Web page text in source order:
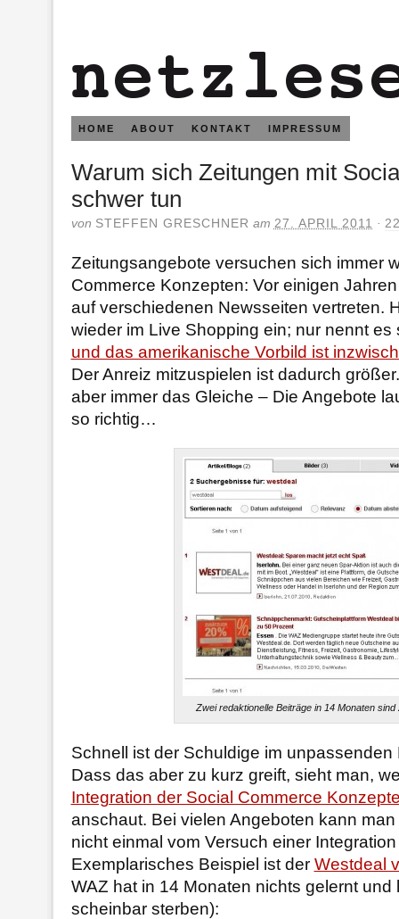
HOME ABOUT KONTAKT IMPRESSUM
Warum sich Zeitungen mit
schwer tun
von STEFFEN GRESCHNER am 27. APRIL 2011 ·
Zeitungsangebote versuchen sich immer
Commerce Konzepten: Vor einigen
auf verschiedenen Newsseiten vertreten.
wieder im Live Shopping ein; nur nennt es
und das amerikanische Vorbild ist
Der Anreiz mitzuspielen ist dadurch
aber immer das Gleiche – Die Angebote
so richtig…
Zwei redaktionelle Beiträge in 14 Monaten sind
Schnell ist der Schuldige im
Dass das aber zu kurz greift, sieht man,
Integration der Social Commerce
anschaut. Bei vielen Angeboten kann
nicht einmal vom Versuch einer
Exemplarisches Beispiel ist der Westdeal
WAZ hat in 14 Monaten nichts gelernt und
scheinbar sterben):